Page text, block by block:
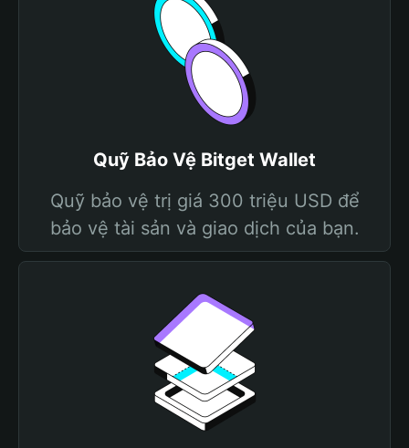
Quỹ Bảo Vệ Bitget Wallet
Quỹ bảo vệ trị giá 300 triệu USD để
bảo vệ tài sản và giao dịch của bạn.